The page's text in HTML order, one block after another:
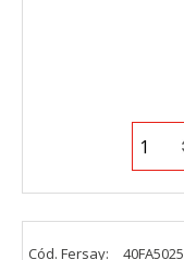
Cód. Fersay: 40FA5025